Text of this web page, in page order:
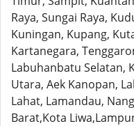
Raya, Sungai Raya,
Kuningan, Kupang,
Kartanegara,
Labuhanbatu Selatan,
Utara, Aek Kanopan,
Lahat, Lamandau,
Barat,Kota